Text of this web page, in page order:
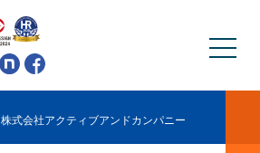
株式会社アクティブアンドカンパニー